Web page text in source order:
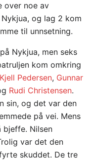
over noe av
og lag 2 kom
til unnsetning.
Nykjua, men seks
kom omkring
Kjell Pedersen, Gunnar
Rudi Christensen.
sin, og det var den
på vei. Mens
bjeffe. Nilsen
var det den
skuddet. De tre